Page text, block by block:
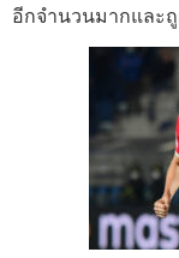
อีกจำนวนมากและ